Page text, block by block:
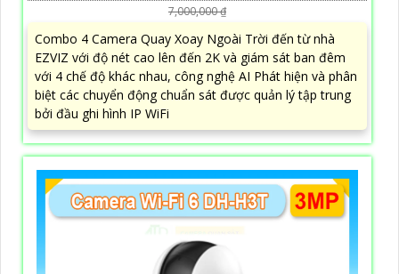
7,000,000 ₫
Combo 4 Camera Quay Xoay Ngoài Trời đến từ nhà
EZVIZ với độ nét cao lên đến 2K và giám sát ban đêm
với 4 chế độ khác nhau, công nghệ AI Phát hiện và phân
biệt các chuyển động chuẩn sát được quản lý tập trung
bởi đầu ghi hình IP WiFi